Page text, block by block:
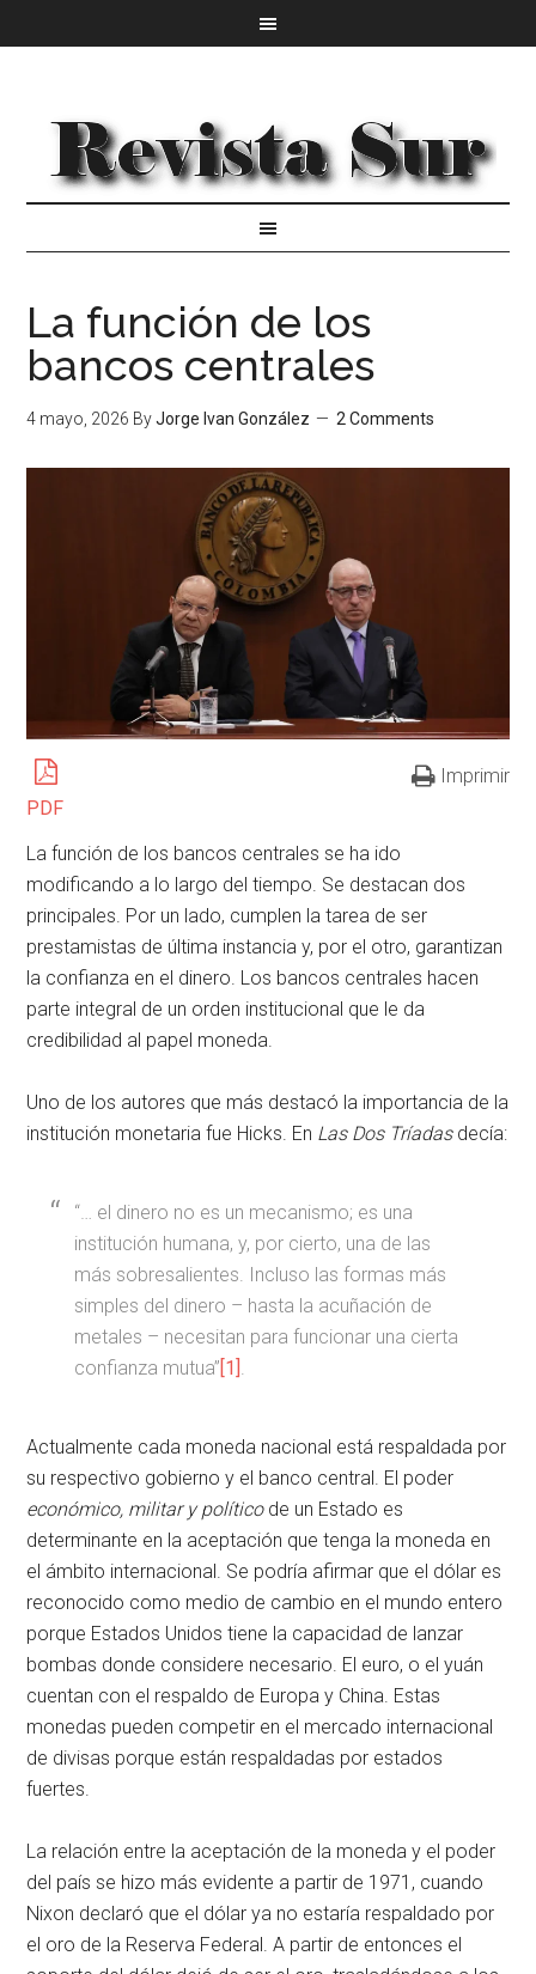
La función de los
bancos centrales
4 mayo, 2026 ByJorge Ivan González 2 Comments
PDF
Imprimir
La función de los bancos centrales se ha ido
modificando a lo largo del tiempo. Se destacan dos
principales. Por un lado, cumplen la tarea de ser
prestamistas de última instancia y, por el otro, garantizan
la confianza en el dinero. Los bancos centrales hacen
parte integral de un orden institucional que le da
credibilidad al papel moneda.
Uno de los autores que más destacó la importancia de la
institución monetaria fue Hicks. En Las Dos Tríadasdecía:
“… el dinero no es un mecanismo; es una
institución humana, y, por cierto, una de las
más sobresalientes. Incluso las formas más
simples del dinero – hasta la acuñación de
metales – necesitan para funcionar una cierta
confianza mutua”[1]
Actualmente cada moneda nacional está respaldada por
su respectivo gobierno y el banco central. El poder
económico, militar y políticode un Estado es
determinante en la aceptación que tenga la moneda en
el ámbito internacional. Se podría afirmar que el dólar es
reconocido como medio de cambio en el mundo entero
porque Estados Unidos tiene la capacidad de lanzar
bombas donde considere necesario. El euro, o el yuán
cuentan con el respaldo de Europa y China. Estas
monedas pueden competir en el mercado internacional
de divisas porque están respaldadas por estados
fuertes.
La relación entre la aceptación de la moneda y el poder
del país se hizo más evidente a partir de 1971, cuando
Nixon declaró que el dólar ya no estaría respaldado por
el oro de la Reserva Federal. A partir de entonces el